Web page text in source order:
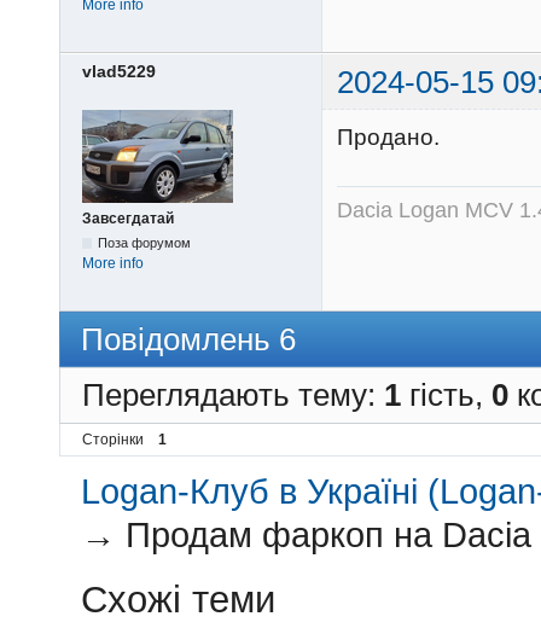
More info
vlad5229 2024-05-15
Завсегдатай
Поза форумом
More info
Продано.
Dacia Logan MCV
Повідомлень 6
Переглядають тему: 1 гість, 0
Сторінки 1
Logan-Клуб в Україні
→ Продам фаркоп на Dacia
Схожі теми